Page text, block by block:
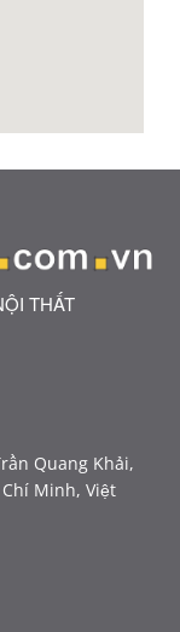
THẤT
Quang Khải,
Minh, Việt